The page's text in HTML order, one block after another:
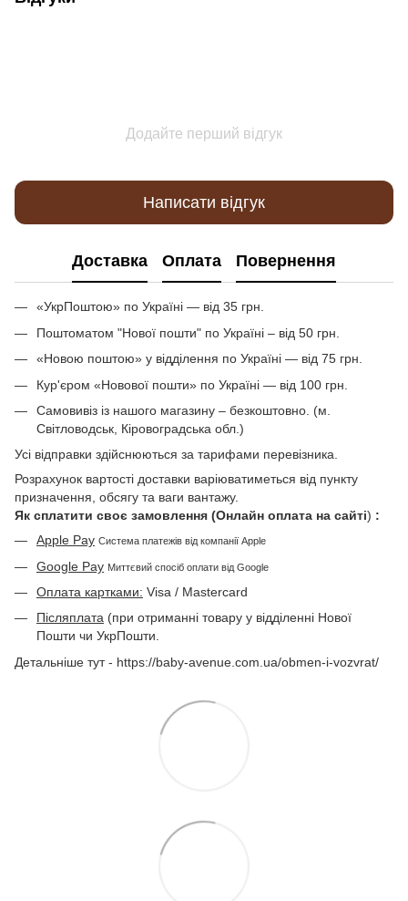
Додайте перший відгук
Написати відгук
Доставка Оплата Повернення
«УкрПоштою» по Україні — від 35 грн.
Поштоматом "Нової пошти" по Україні – від 50 грн.
«Новою поштою» у відділення по Україні — від 75 грн.
Кур'єром «Новової пошти» по Україні — від 100 грн.
Самовивіз із нашого магазину – безкоштовно. (м.
Світловодськ, Кіровоградська обл.)
Усі відправки здійснюються за тарифами перевізника.
Розрахунок вартості доставки варіюватиметься від пункту
призначення, обсягу та ваги вантажу.
Як сплатити своє замовлення (Онлайн оплата на сайті) :
Apple Pay Система платежів від компанії Apple
Google Pay Миттєвий спосіб оплати від Google
Оплата картками: Visa / Mastercard
Післяплата (при отриманні товару у відділенні Нової
Пошти чи УкрПошти.
Детальніше тут - https://baby-avenue.com.ua/obmen-i-vozvrat/